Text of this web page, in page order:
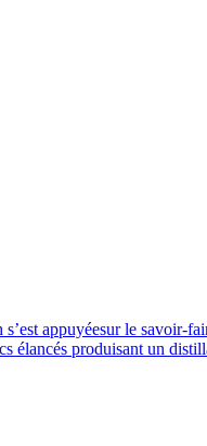
appuyéesur le savoir-
élancés produisant un